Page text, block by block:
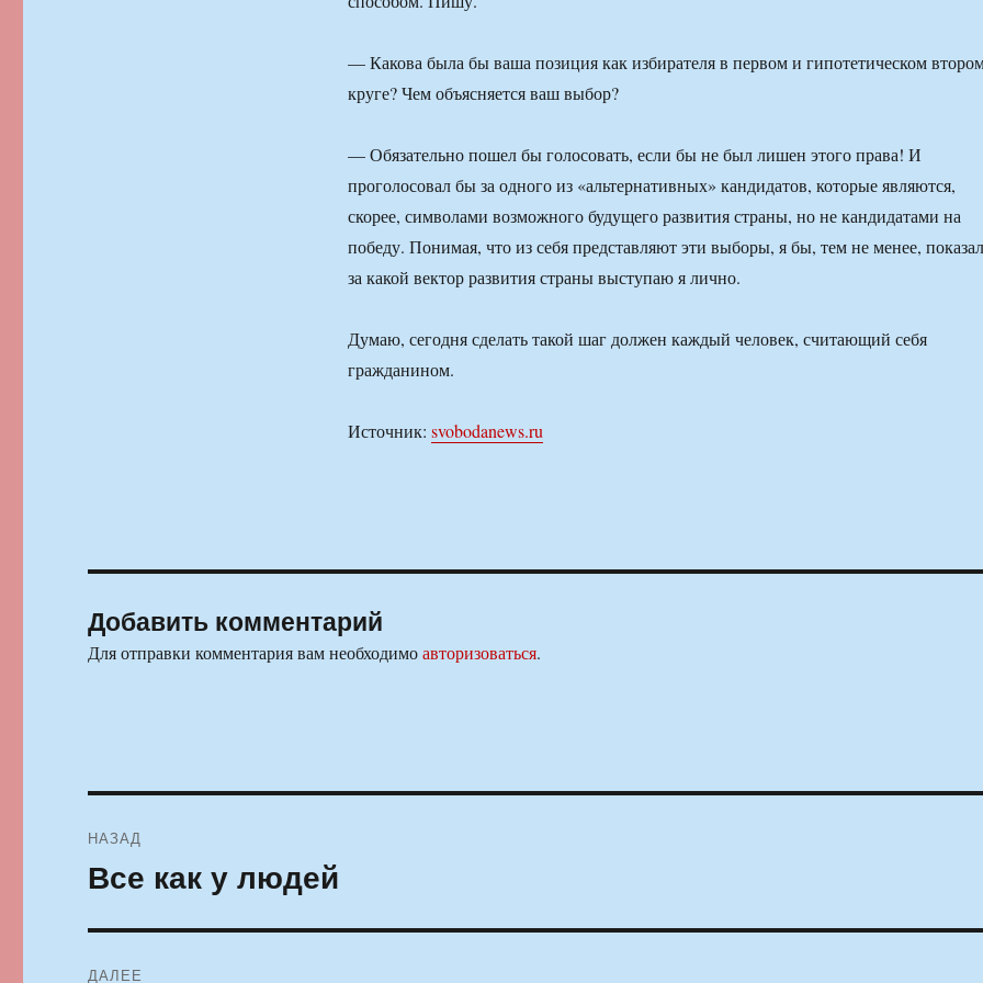
— Какова была бы ваша позиция как избирателя в первом и гипотетическом
круге? Чем объясняется ваш выбор?
— Обязательно пошел бы голосовать, если бы не был лишен этого права! И
проголосовал бы за одного из «альтернативных» кандидатов, которые являются,
скорее, символами возможного будущего развития страны, но не кандидатами на
победу. Понимая, что из себя представляют эти выборы, я бы, тем не менее,
за какой вектор развития страны выступаю я лично.
Думаю, сегодня сделать такой шаг должен каждый человек, считающий себя
гражданином.
Источник: svobodanews.ru
Добавить комментарий
Для отправки комментария вам необходимоавторизоваться.
по
НАЗАД
Предыдущая
Все как у людей
ДАЛЕЕ